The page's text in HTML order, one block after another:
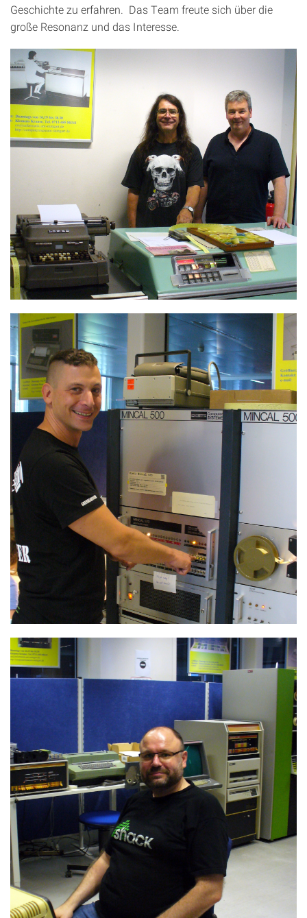
Geschichte zu erfahren. Das Team freute sich über die
große Resonanz und das Interesse.